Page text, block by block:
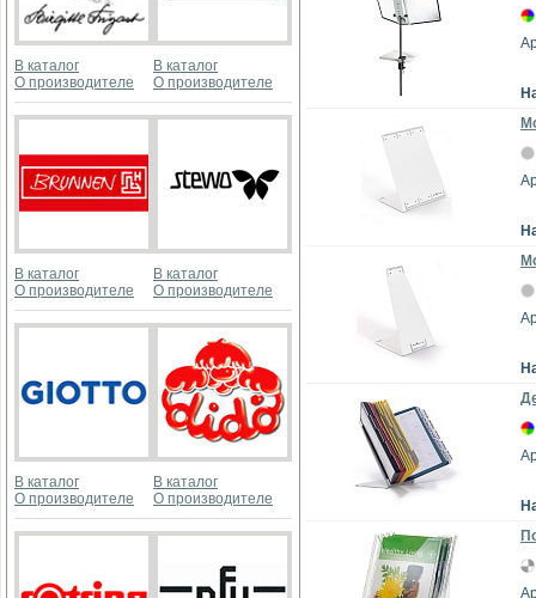
В каталог
О производителе
В каталог
О производителе
В каталог
О производителе
В каталог
О производителе
В каталог
О производителе
В каталог
О производителе